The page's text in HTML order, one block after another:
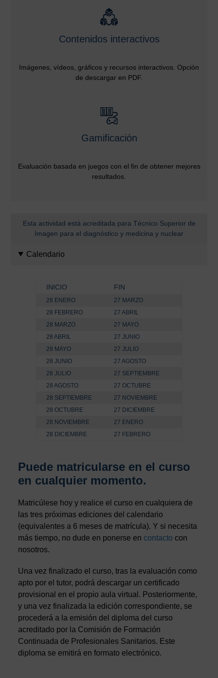
Contenidos interactivos
Imágenes, vídeos, gráficos y recursos interactivos. Opción
de descargar en PDF.
Gamificación
Evaluación basada en juegos con el fin de obtener mejores
resultados.
Esta actividad está acreditada para Técnico Superior de
Imagen para el diagnóstico y medicina y nuclear
Calendario
INICIO FIN
28 ENERO
27 MARZO
28 FEBRERO
27 ABRIL
28 MARZO
27 MAYO
28 ABRIL
27 JUNIO
28 MAYO
27 JULIO
28 JUNIO
27 AGOSTO
28 JULIO
27 SEPTIEMBRE
28 AGOSTO
27 OCTUBRE
28 SEPTIEMBRE
27 NOVIEMBRE
28 OCTUBRE
27 DICIEMBRE
28 NOVIEMBRE
27 ENERO
28 DICIEMBRE
27 FEBRERO
Puede matricularse en el curso
en cualquier momento.
Matricúlese hoy y realice el curso en cualquiera de
las tres próximas ediciones del calendario
(equivalentes a 6 meses de matrícula). Y si necesita
más tiempo, no dude en ponerse en contacto con
nosotros.
Una vez finalizado el curso, tras la evaluación como
apto por el tutor, podrá descargar un certificado
provisional en el propio aula virtual. Posteriormente,
y una vez finalizada la edición correspondiente, se
procederá a la emisión del diploma del curso
acreditado por la Comisión de Formación
Continuada de Profesionales Sanitarios. Este
diploma se emitirá en formato electrónico.